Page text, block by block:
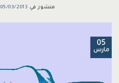
منشور في 05/03/2013
05
مارس